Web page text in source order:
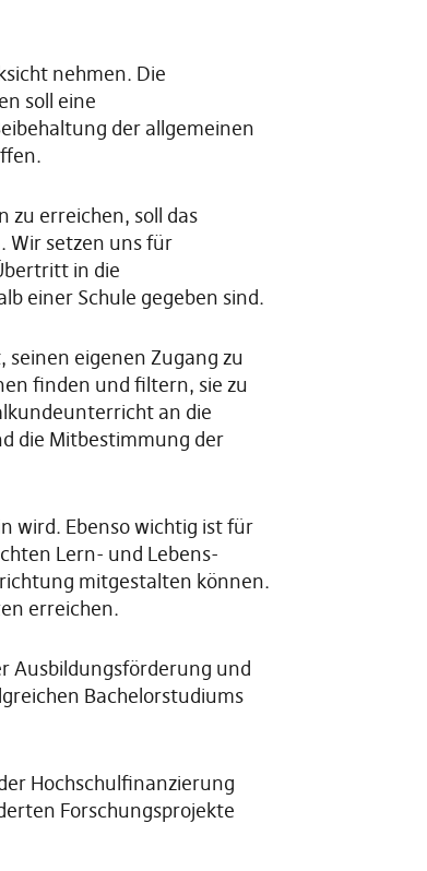
nehmen. Die
soll eine
der allgemeinen
zu erreichen, soll das
Wir setzen uns für
in die
einer Schule gegeben sind.
eigenen Zugang zu
finden und filtern, sie zu
an die
die Mitbestimmung der
wird. Ebenso wichtig ist für
Lern- und Lebens­
mitgestalten können.
erreichen.
Ausbildungsförderung und
Bachelorstudiums
Hochschulfinanzierung
Forschungsprojekte